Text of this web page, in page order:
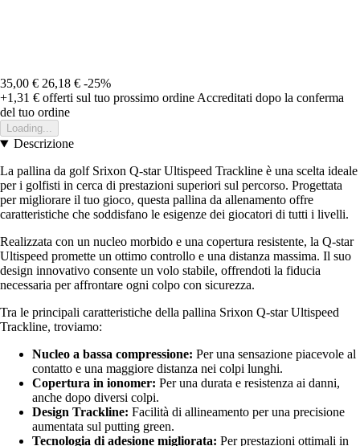
35,00 € 26,18 € -25%
+1,31 € offerti sul tuo prossimo ordine Accreditati dopo la conferma
del tuo ordine
Loading...
Descrizione
La pallina da golf Srixon Q-star Ultispeed Trackline è una scelta ideale
per i golfisti in cerca di prestazioni superiori sul percorso. Progettata
per migliorare il tuo gioco, questa pallina da allenamento offre
caratteristiche che soddisfano le esigenze dei giocatori di tutti i livelli.
Realizzata con un nucleo morbido e una copertura resistente, la Q-star
Ultispeed promette un ottimo controllo e una distanza massima. Il suo
design innovativo consente un volo stabile, offrendoti la fiducia
necessaria per affrontare ogni colpo con sicurezza.
Tra le principali caratteristiche della pallina Srixon Q-star Ultispeed
Trackline, troviamo:
Nucleo a bassa compressione: Per una sensazione piacevole al
contatto e una maggiore distanza nei colpi lunghi.
Copertura in ionomer: Per una durata e resistenza ai danni,
anche dopo diversi colpi.
Design Trackline: Facilità di allineamento per una precisione
aumentata sul putting green.
Tecnologia di adesione migliorata: Per prestazioni ottimali in